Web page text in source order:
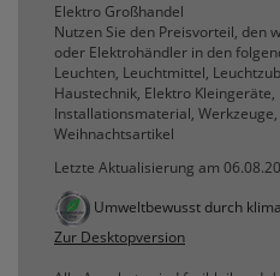
Elektro Großhandel
Nutzen Sie den Preisvorteil, den
oder Elektrohändler in den
Leuchten, Leuchtmittel,
Haustechnik, Elektro
Installationsmaterial,
Weihnachtsartikel
Letzte Aktualisierung am
Umweltbewusst durch
Zur Desktopversion